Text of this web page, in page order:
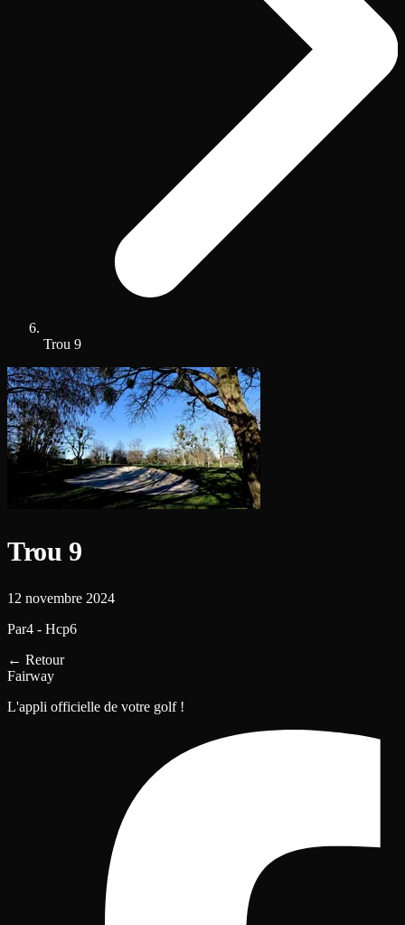
Trou 9
Trou 9
12 novembre 2024
Par4 - Hcp6
← Retour
Fairway
L'appli officielle de votre golf !